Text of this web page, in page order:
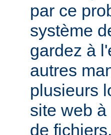
par ce
système
gardez à
autres
plusieurs
site web
de